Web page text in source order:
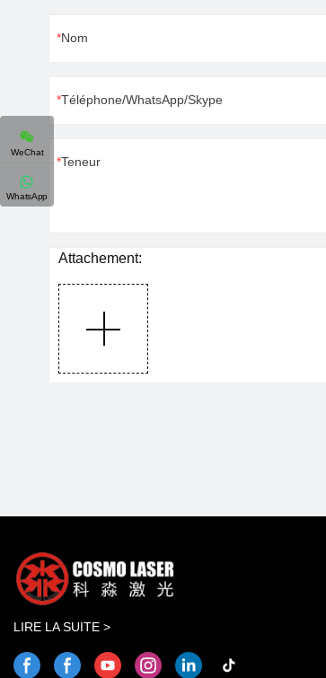
Nom
Téléphone/WhatsApp/Skype
Teneur
Attachement:
LIRE LA SUITE >
WeChat
WhatsApp